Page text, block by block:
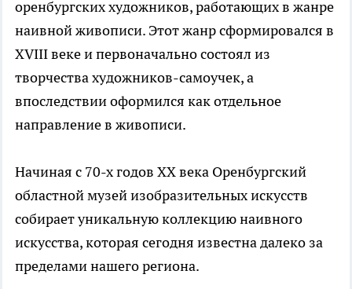
оренбургских художников, работающих в жанре
наивной живописи. Этот жанр сформировался в
XVIII веке и первоначально состоял из
творчества художников-самоучек, а
впоследствии оформился как отдельное
направление в живописи.
Начиная с 70-х годов XX века Оренбургский
областной музей изобразительных искусств
собирает уникальную коллекцию наивного
искусства, которая сегодня известна далеко за
пределами нашего региона.